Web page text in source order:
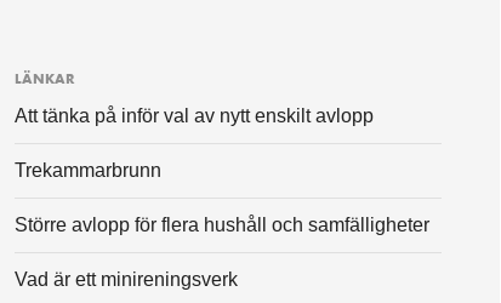
LÄNKAR
Att tänka på inför val av nytt enskilt avlopp
Trekammarbrunn
Större avlopp för flera hushåll och samfälligheter
Vad är ett minireningsverk